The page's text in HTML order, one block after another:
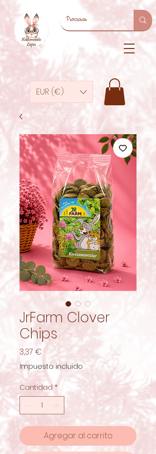
EUR (€)
JrFarm Clover
Chips
3,37 € Precio
Impuesto incluido
Cantidad *
Agregar al carrito